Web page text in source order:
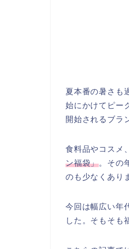
夏本番の暑さも
始にかけてピー
開始されるブラ
食料品やコスメ
ン福袋」。その
のも少なくあり
今回は幅広い年
した。そもそも